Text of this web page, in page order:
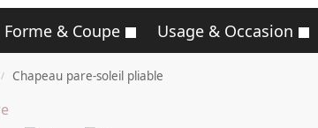
Forme & Coupe Usage & Occasion
/ Chapeau pare-soleil pliable